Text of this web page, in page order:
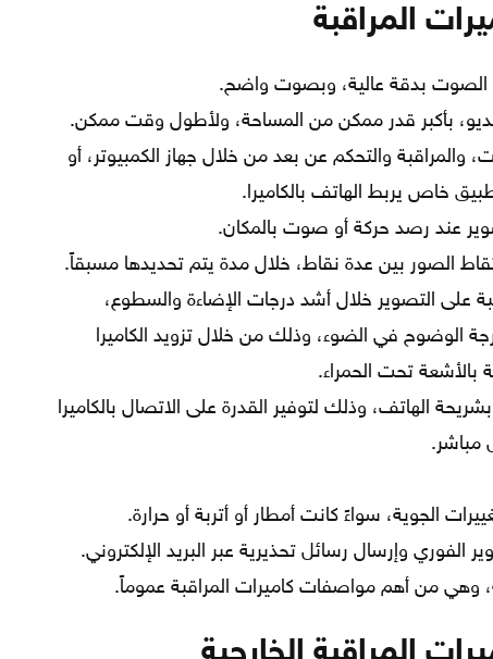
المراقبة
الصوت بدقة عالية، وبصوت واضح.
بأكبر قدر ممكن من المساحة، ولأطول وقت ممكن.
والمراقبة والتحكم عن بعد من خلال جهاز الكمبيوتر، أو
خاص يربط الهاتف بالكاميرا.
عند رصد حركة أو صوت بالمكان.
الصور بين عدة نقاط، خلال مدة يتم تحديدها مسبقاً.
على التصوير خلال أشد درجات الإضاءة والسطوع،
الوضوح في الضوء، وذلك من خلال تزويد الكاميرا
بالأشعة تحت الحمراء.
الهاتف، وذلك لتوفير القدرة على الاتصال بالكاميرا
مباشر.
الجوية، سواءً كانت أمطار أو أتربة أو حرارة.
الفوري وإرسال رسائل تحذيرية عبر البريد الإلكتروني.
وهي من أهم مواصفات كاميرات المراقبة عموماً.